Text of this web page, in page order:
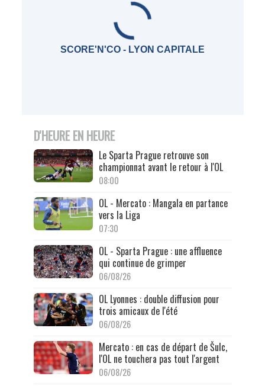
SCORE'N'CO - LYON CAPITALE
D'HEURE EN HEURE
Le Sparta Prague retrouve son
championnat avant le retour à l'OL
08:00
OL - Mercato : Mangala en partance
vers la Liga
07:30
OL - Sparta Prague : une affluence
qui continue de grimper
06/08/26
OL Lyonnes : double diffusion pour
trois amicaux de l'été
06/08/26
Mercato : en cas de départ de Šulc,
l'OL ne touchera pas tout l'argent
06/08/26